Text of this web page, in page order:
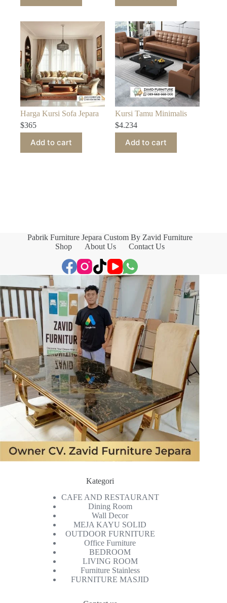
Harga Kursi Sofa Jepara
$365
Add to cart
Kursi Tamu Minimalis
$4.234
Add to cart
Pabrik Furniture Jepara Custom By Zavid Furniture
Shop
About Us Contact Us
Kategori
CAFE AND RESTAURANT
Dining Room
Wall Decor
MEJA KAYU SOLID
OUTDOOR FURNITURE
Office Furniture
BEDROOM
LIVING ROOM
Furniture Stainless
FURNITURE MASJID